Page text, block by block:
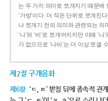
는 두 가지 의미로 쪼개지기 때문에
‘가방’이다. 더 작은 단위로 쪼개진
나 쪼개기 전의 의미와 관련되는 의
‘나’와 ‘비’로 쪼개어지지만 이때 ‘나
가 없으므로 ‘나비’는 더 이상 쪼갤
제2절 구개음화
제6항 ‘ㄷ, ㅌ’ 받침 뒤에 종속적 관